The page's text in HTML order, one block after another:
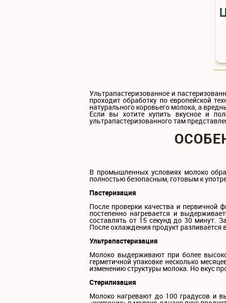
Ультрапастеризованное и
проходит обработку по европейской
натурального коровьего молока, а
Если вы хотите купить вкусное и
ультрапастеризованного там
В промышленных условиях молоко
полностью безопасным, готовым к
Пастеризация
После проверки качества и первичной
постепенно нагревается и
составлять от 15 секунд до 30 минут.
После охлаждения продукт разливается
Ультрапастеризация
Молоко выдерживают при более
герметичной упаковке несколько
изменению структуры молока. Но вкус
Стерилизация
Молоко нагревают до 100 градусов и